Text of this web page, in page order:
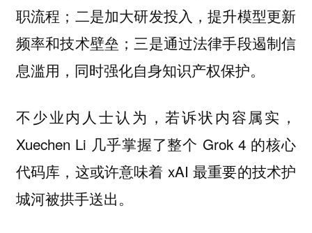
职流程；二是加大研发投入，提升模型更新
频率和技术壁垒；三是通过法律手段遏制信
息滥用，同时强化自身知识产权保护。
不少业内人士认为，若诉状内容属实，
Xuechen Li 几乎掌握了整个 Grok 4 的核心
代码库，这或许意味着 xAI 最重要的技术护
城河被拱手送出。